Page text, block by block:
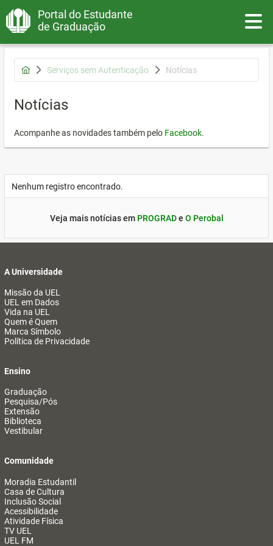
Portal do Estudante
de Graduação
Serviços sem Autenticação Notícias
Notícias
Acompanhe as novidades também pelo Facebook.
Nenhum registro encontrado.
Veja mais notícias em PROGRADe O Perobal
A Universidade
Missão da UEL
UEL em Dados
Vida na UEL
Quem é Quem
Marca Símbolo
Política de Privacidade
Ensino
Graduação
Pesquisa/Pós
Extensão
Biblioteca
Vestibular
Comunidade
Moradia Estudantil
Casa de Cultura
Inclusão Social
Acessibilidade
Atividade Física
TV UEL
UEL FM